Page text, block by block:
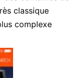
classique
complexe